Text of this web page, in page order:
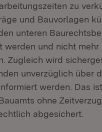
zu
und Bauvorlagen
unteren
werden und nicht mehr
Zugleich wird
unverzüglich über
werden. Das
ohne
abgesichert.